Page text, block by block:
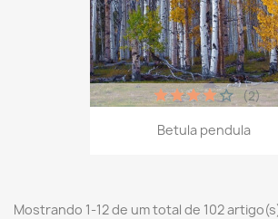
Betula pendula
(2)
Mostrando 1-12 de um total de 102